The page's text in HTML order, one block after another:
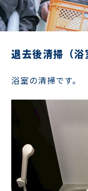
退去後清掃（浴
浴室の清掃です。